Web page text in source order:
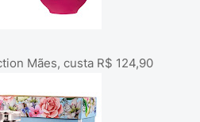
Mães, custa R$ 124,90